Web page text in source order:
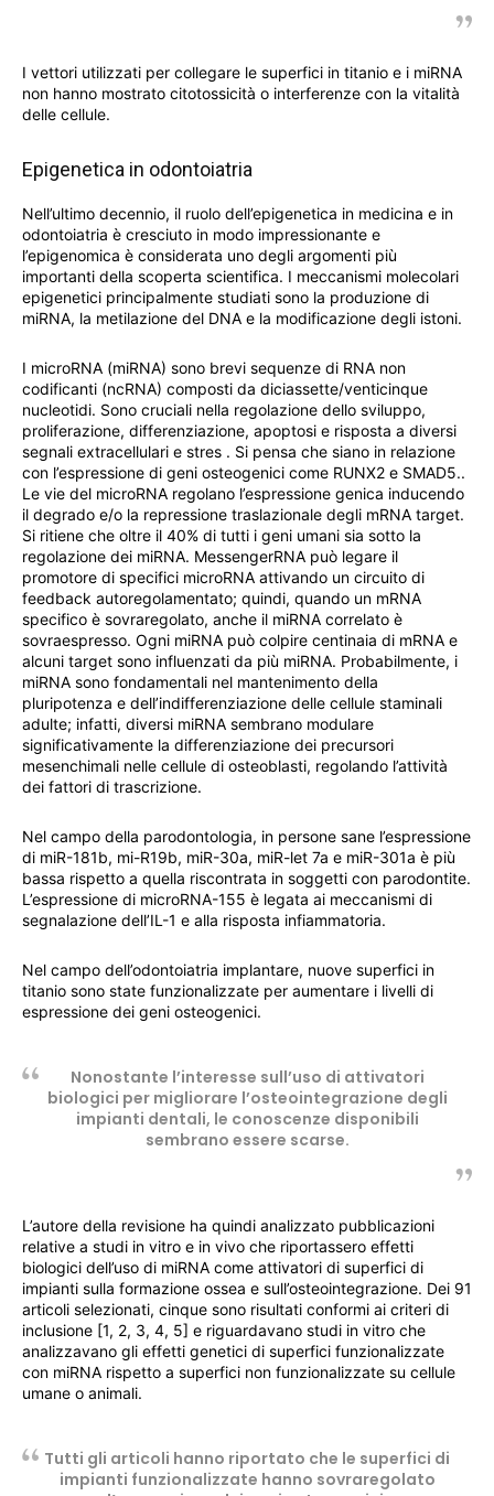
I vettori utilizzati per collegare le superfici in titanio e i miRNA
non hanno mostrato citotossicità o interferenze con la vitalità
delle cellule.
Epigenetica in odontoiatria
Nell’ultimo decennio, il ruolo dell’epigenetica in medicina e in
odontoiatria è cresciuto in modo impressionante e
l’epigenomica è considerata uno degli argomenti più
importanti della scoperta scientifica. I meccanismi molecolari
epigenetici principalmente studiati sono la produzione di
miRNA, la metilazione del DNA e la modificazione degli istoni.
I microRNA (miRNA) sono brevi sequenze di RNA non
codificanti (ncRNA) composti da diciassette/venticinque
nucleotidi. Sono cruciali nella regolazione dello sviluppo,
proliferazione, differenziazione, apoptosi e risposta a diversi
segnali extracellulari e stres . Si pensa che siano in relazione
con l’espressione di geni osteogenici come RUNX2 e SMAD5..
Le vie del microRNA regolano l’espressione genica inducendo
il degrado e/o la repressione traslazionale degli mRNA target.
Si ritiene che oltre il 40% di tutti i geni umani sia sotto la
regolazione dei miRNA. MessengerRNA può legare il
promotore di specifici microRNA attivando un circuito di
feedback autoregolamentato; quindi, quando un mRNA
specifico è sovraregolato, anche il miRNA correlato è
sovraespresso. Ogni miRNA può colpire centinaia di mRNA e
alcuni target sono influenzati da più miRNA. Probabilmente, i
miRNA sono fondamentali nel mantenimento della
pluripotenza e dell’indifferenziazione delle cellule staminali
adulte; infatti, diversi miRNA sembrano modulare
significativamente la differenziazione dei precursori
mesenchimali nelle cellule di osteoblasti, regolando l’attività
dei fattori di trascrizione.
Nel campo della parodontologia, in persone sane l’espressione
di miR-181b, mi-R19b, miR-30a, miR-let 7a e miR-301a è più
bassa rispetto a quella riscontrata in soggetti con parodontite.
L’espressione di microRNA-155 è legata ai meccanismi di
segnalazione dell’IL-1 e alla risposta infiammatoria.
Nel campo dell’odontoiatria implantare, nuove superfici in
titanio sono state funzionalizzate per aumentare i livelli di
espressione dei geni osteogenici.
Nonostante l’interesse sull’uso di attivatori
biologici per migliorare l’osteointegrazione degli
impianti dentali, le conoscenze disponibili
sembrano essere scarse.
L’autore della revisione ha quindi analizzato pubblicazioni
relative a studi in vitro e in vivo che riportassero effetti
biologici dell’uso di miRNA come attivatori di superfici di
impianti sulla formazione ossea e sull’osteointegrazione. Dei 91
articoli selezionati, cinque sono risultati conformi ai criteri di
inclusione [1, 2, 3, 4, 5] e riguardavano studi in vitro che
analizzavano gli effetti genetici di superfici funzionalizzate
con miRNA rispetto a superfici non funzionalizzate su cellule
umane o animali.
Tutti gli articoli hanno riportato che le superfici di
impianti funzionalizzate hanno sovraregolato